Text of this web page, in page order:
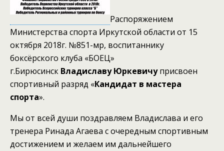
Распоряжением
Министерства спорта Иркутской области от 15
октября 2018г. №851-мр, воспитаннику
боксёрского клуба «БОЕЦ»
г.Бирюсинск Владиславу Юркевичуприсвоен
спортивный разряд «Кандидат в мастера
спорта».
Мы от всей души поздравляем Владислава и его
тренера Ринада Агаева с очередным спортивным
достижением и желаем им дальнейшего